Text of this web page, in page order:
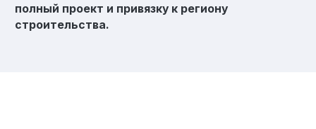
полный проект и привязку к региону
строительства.